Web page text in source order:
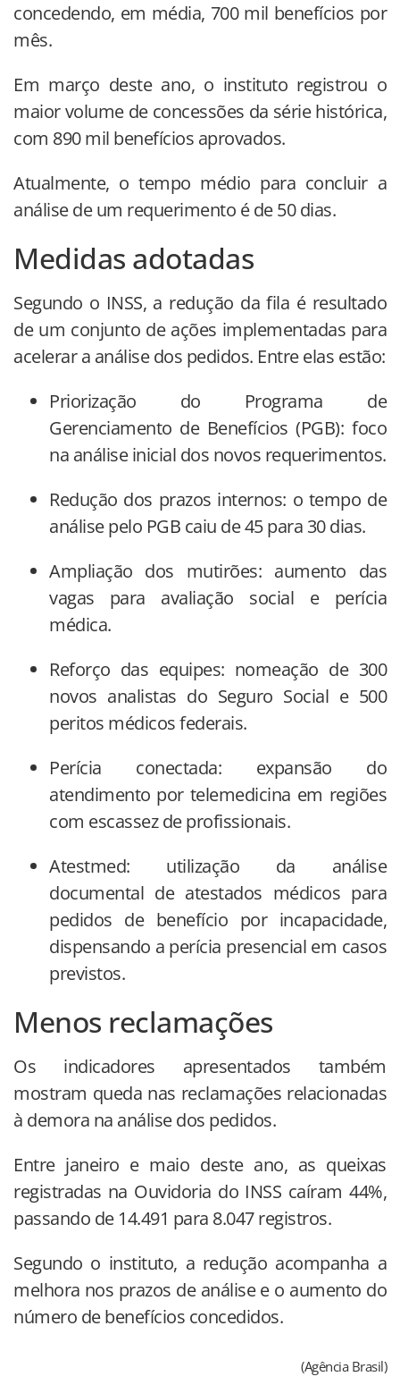
concedendo, em média, 700 mil benefícios por
mês.
Em março deste ano, o instituto registrou o
maior volume de concessões da série histórica,
com 890 mil benefícios aprovados.
Atualmente, o tempo médio para concluir a
análise de um requerimento é de 50 dias.
Medidas adotadas
Segundo o INSS, a redução da fila é resultado
de um conjunto de ações implementadas para
acelerar a análise dos pedidos. Entre elas estão:
Priorização do Programa de
Gerenciamento de Benefícios (PGB): foco
na análise inicial dos novos requerimentos.
Redução dos prazos internos: o tempo de
análise pelo PGB caiu de 45 para 30 dias.
Ampliação dos mutirões: aumento das
vagas para avaliação social e perícia
médica.
Reforço das equipes: nomeação de 300
novos analistas do Seguro Social e 500
peritos médicos federais.
Perícia conectada: expansão do
atendimento por telemedicina em regiões
com escassez de profissionais.
Atestmed: utilização da análise
documental de atestados médicos para
pedidos de benefício por incapacidade,
dispensando a perícia presencial em casos
previstos.
Menos reclamações
Os indicadores apresentados também
mostram queda nas reclamações relacionadas
à demora na análise dos pedidos.
Entre janeiro e maio deste ano, as queixas
registradas na Ouvidoria do INSS caíram 44%,
passando de 14.491 para 8.047 registros.
Segundo o instituto, a redução acompanha a
melhora nos prazos de análise e o aumento do
número de benefícios concedidos.
(Agência Brasil)